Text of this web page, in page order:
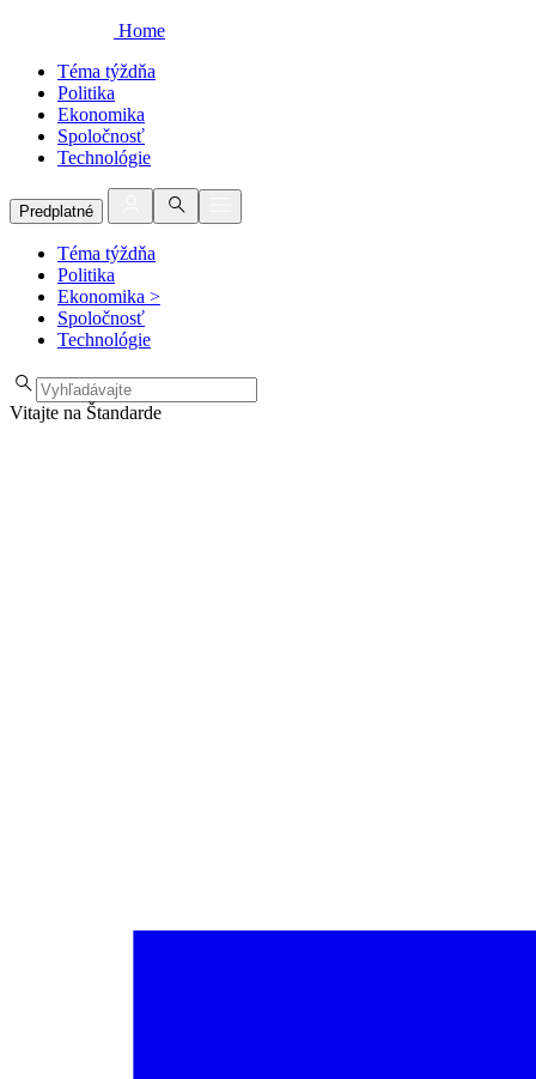
Home
Téma týždňa
Politika
Ekonomika
Spoločnosť
Technológie
Predplatné
Téma týždňa
Politika
Ekonomika >
Spoločnosť
Technológie
Vitajte na Štandarde